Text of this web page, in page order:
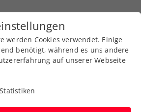
werden Cookies verwendet. Einige
benötigt, während es uns andere
auf unserer Webseite
Statistiken